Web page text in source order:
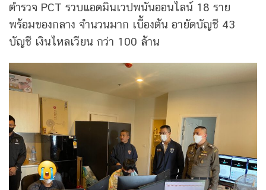
ตำรวจ PCT รวบแอดมินเวปพนันออนไลน์ 18 ราย
พร้อมของกลาง จำนวนมาก เบื้องต้น อายัดบัญชี 43
บัญชี เงินไหลเวียน กว่า 100 ล้าน